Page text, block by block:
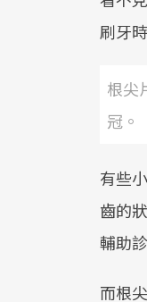
刷牙
根尖
冠。
有些
齒的
輔助
而根